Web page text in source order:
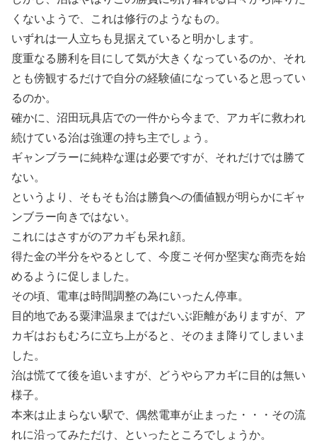
くないようで、これは修行のようなもの。
いずれは一人立ちも見据えていると明かします。
度重なる勝利を目にして気が大きくなっているのか、それ
とも傍観するだけで自分の経験値になっていると思ってい
るのか。
確かに、沼田玩具店での一件から今まで、アカギに救われ
続けている治は強運の持ち主でしょう。
ギャンブラーに純粋な運は必要ですが、それだけでは勝て
ない。
というより、そもそも治は勝負への価値観が明らかにギャ
ンブラー向きではない。
これにはさすがのアカギも呆れ顔。
得た金の半分をやるとして、今度こそ何か堅実な商売を始
めるように促しました。
その頃、電車は時間調整の為にいったん停車。
目的地である粟津温泉まではだいぶ距離がありますが、ア
カギはおもむろに立ち上がると、そのまま降りてしまいま
した。
治は慌てて後を追いますが、どうやらアカギに目的は無い
様子。
本来は止まらない駅で、偶然電車が止まった・・・その流
れに沿ってみただけ、といったところでしょうか。